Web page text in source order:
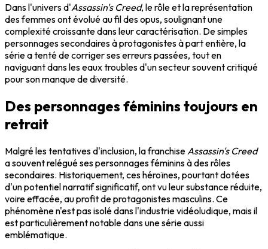
Dans l'univers d'Assassin's Creed, le rôle et la représentation
des femmes ont évolué au fil des opus, soulignant une
complexité croissante dans leur caractérisation. De simples
personnages secondaires à protagonistes à part entière, la
série a tenté de corriger ses erreurs passées, tout en
naviguant dans les eaux troubles d'un secteur souvent critiqué
pour son manque de diversité.
Des personnages féminins toujours en
retrait
Malgré les tentatives d'inclusion, la franchise Assassin's Creed
a souvent relégué ses personnages féminins à des rôles
secondaires. Historiquement, ces héroïnes, pourtant dotées
d'un potentiel narratif significatif, ont vu leur substance réduite,
voire effacée, au profit de protagonistes masculins. Ce
phénomène n'est pas isolé dans l'industrie vidéoludique, mais il
est particulièrement notable dans une série aussi
emblématique.